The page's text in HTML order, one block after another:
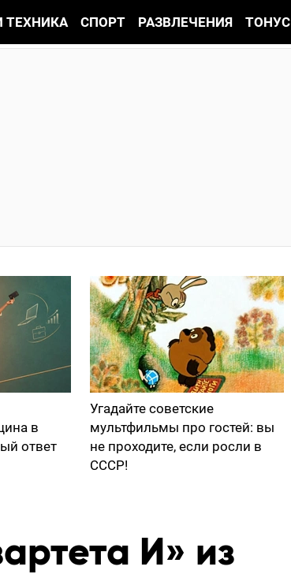
ТЕХНИКА СПОРТ РАЗВЛЕЧЕНИЯ ТОНУС
в
ответ
Угадайте советские
мультфильмы про гостей: вы
не проходите, если росли в
СССР!
И» из